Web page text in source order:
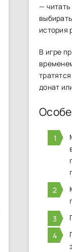
— читать
история
В игре
донат